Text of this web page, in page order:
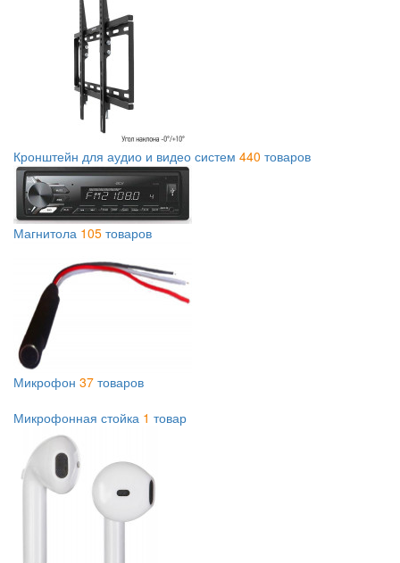
Кронштейн для аудио и видео систем 440 товаров
Магнитола 105 товаров
Микрофон 37 товаров
Микрофонная стойка 1 товар